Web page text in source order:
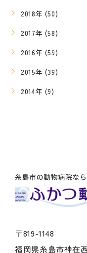
2018年 (50)
2017年 (58)
2016年 (59)
2015年 (39)
2014年 (9)
〒819-1148
福岡県糸島市神在